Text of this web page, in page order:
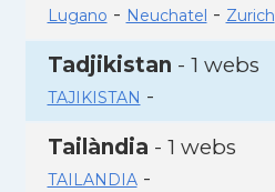
Lugano - Neuchatel - Zurich
Tadjikistan - 1 webs
TAJIKISTAN -
Tailàndia - 1 webs
TAILANDIA-